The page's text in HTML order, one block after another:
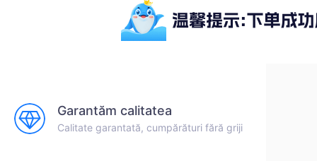
Garantăm calitatea
Calitate garantată, cumpărături fără griji